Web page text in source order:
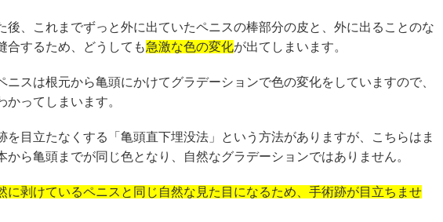
後、これまでずっと外に出ていたペニスの棒部分の皮と、外に出ることのな
合するため、どうしても急激な色の変化が出てしまいます。
ニスは根元から亀頭にかけてグラデーションで色の変化をしていますので、
かってしまいます。
を目立たなくする「亀頭直下埋没法」という方法がありますが、こちらはま
から亀頭までが同じ色となり、自然なグラデーションではありません。
に剥けているペニスと同じ自然な見た目になるため、手術跡が目立ちませ